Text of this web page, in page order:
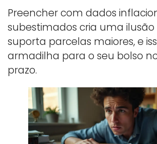
Preencher com dados
subestimados cria uma
suporta parcelas maiores, e
armadilha para o seu bolso
prazo.